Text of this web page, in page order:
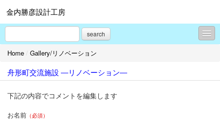
金内勝彦設計工房
search
Topics
Gallery/新築
Gallery/リノベーション
Gallery/プレゼンテーション
Home / Gallery/リノベーション
舟形町交流施設 ―リノベーション―
下記の内容でコメントを編集します
お名前 （必須）